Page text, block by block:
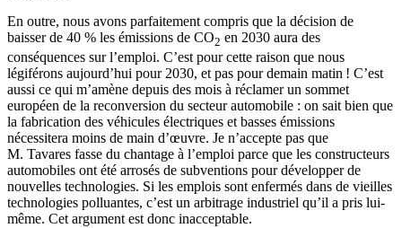
En outre, nous avons parfaitement compris que la décision de
baisser de 40 % les émissions de CO2 en 2030 aura des
conséquences sur l’emploi. C’est pour cette raison que nous
légiférons aujourd’hui pour 2030, et pas pour demain matin ! C’est
aussi ce qui m’amène depuis des mois à réclamer un sommet
européen de la reconversion du secteur automobile : on sait bien que
la fabrication des véhicules électriques et basses émissions
nécessitera moins de main d’œuvre. Je n’accepte pas que
M. Tavares fasse du chantage à l’emploi parce que les constructeurs
automobiles ont été arrosés de subventions pour développer de
nouvelles technologies. Si les emplois sont enfermés dans de vieilles
technologies polluantes, c’est un arbitrage industriel qu’il a pris lui-
même. Cet argument est donc inacceptable.